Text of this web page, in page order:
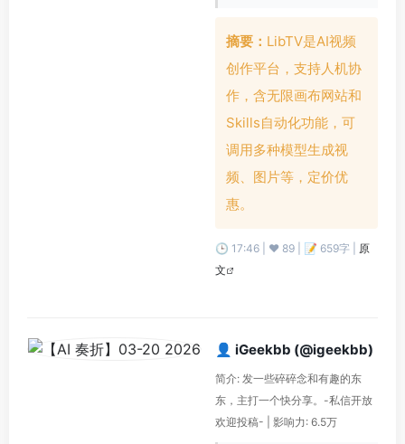
摘要： LibTV是AI视频
创作平台，支持人机协
作，含无限画布网站和
Skills自动化功能，可
调用多种模型生成视
频、图片等，定价优
惠。
🕒 17:46 | ❤️ 89 | 📝 659字 | 原
文
👤 iGeekbb (@igeekbb)
简介: 发一些碎碎念和有趣的东
东，主打一个快分享。-私信开放
欢迎投稿- | 影响力: 6.5万